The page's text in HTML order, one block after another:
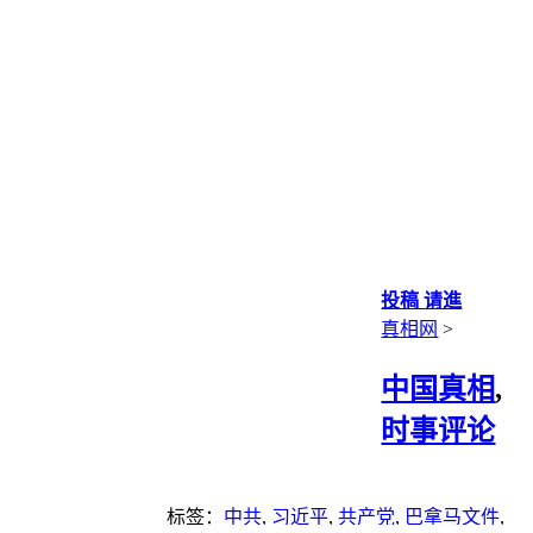
投稿 请進
真相网 >
中国真相,
时事评论
标签： 中共, 习近平, 共产党, 巴拿马文件,